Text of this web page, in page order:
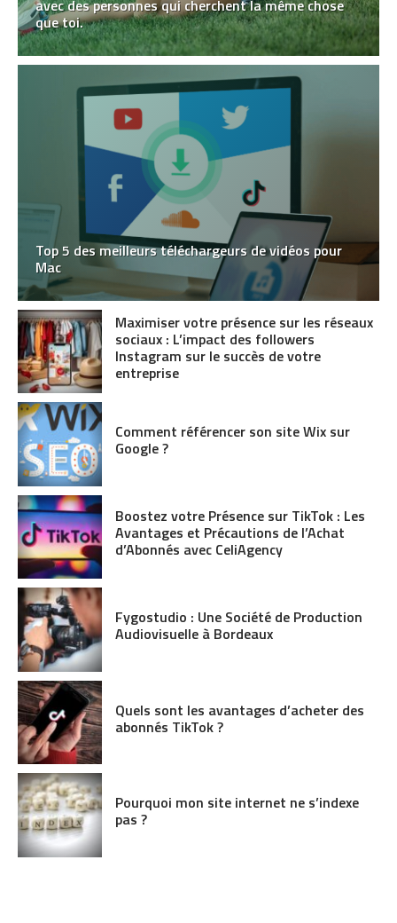
avec des personnes qui cherchent la même chose
que toi.
Top 5 des meilleurs téléchargeurs de vidéos pour
Mac
Maximiser votre présence sur les réseaux
sociaux : L’impact des followers
Instagram sur le succès de votre
entreprise
Comment référencer son site Wix sur
Google ?
Boostez votre Présence sur TikTok : Les
Avantages et Précautions de l’Achat
d’Abonnés avec CeliAgency
Fygostudio : Une Société de Production
Audiovisuelle à Bordeaux
Quels sont les avantages d’acheter des
abonnés TikTok ?
Pourquoi mon site internet ne s’indexe
pas ?